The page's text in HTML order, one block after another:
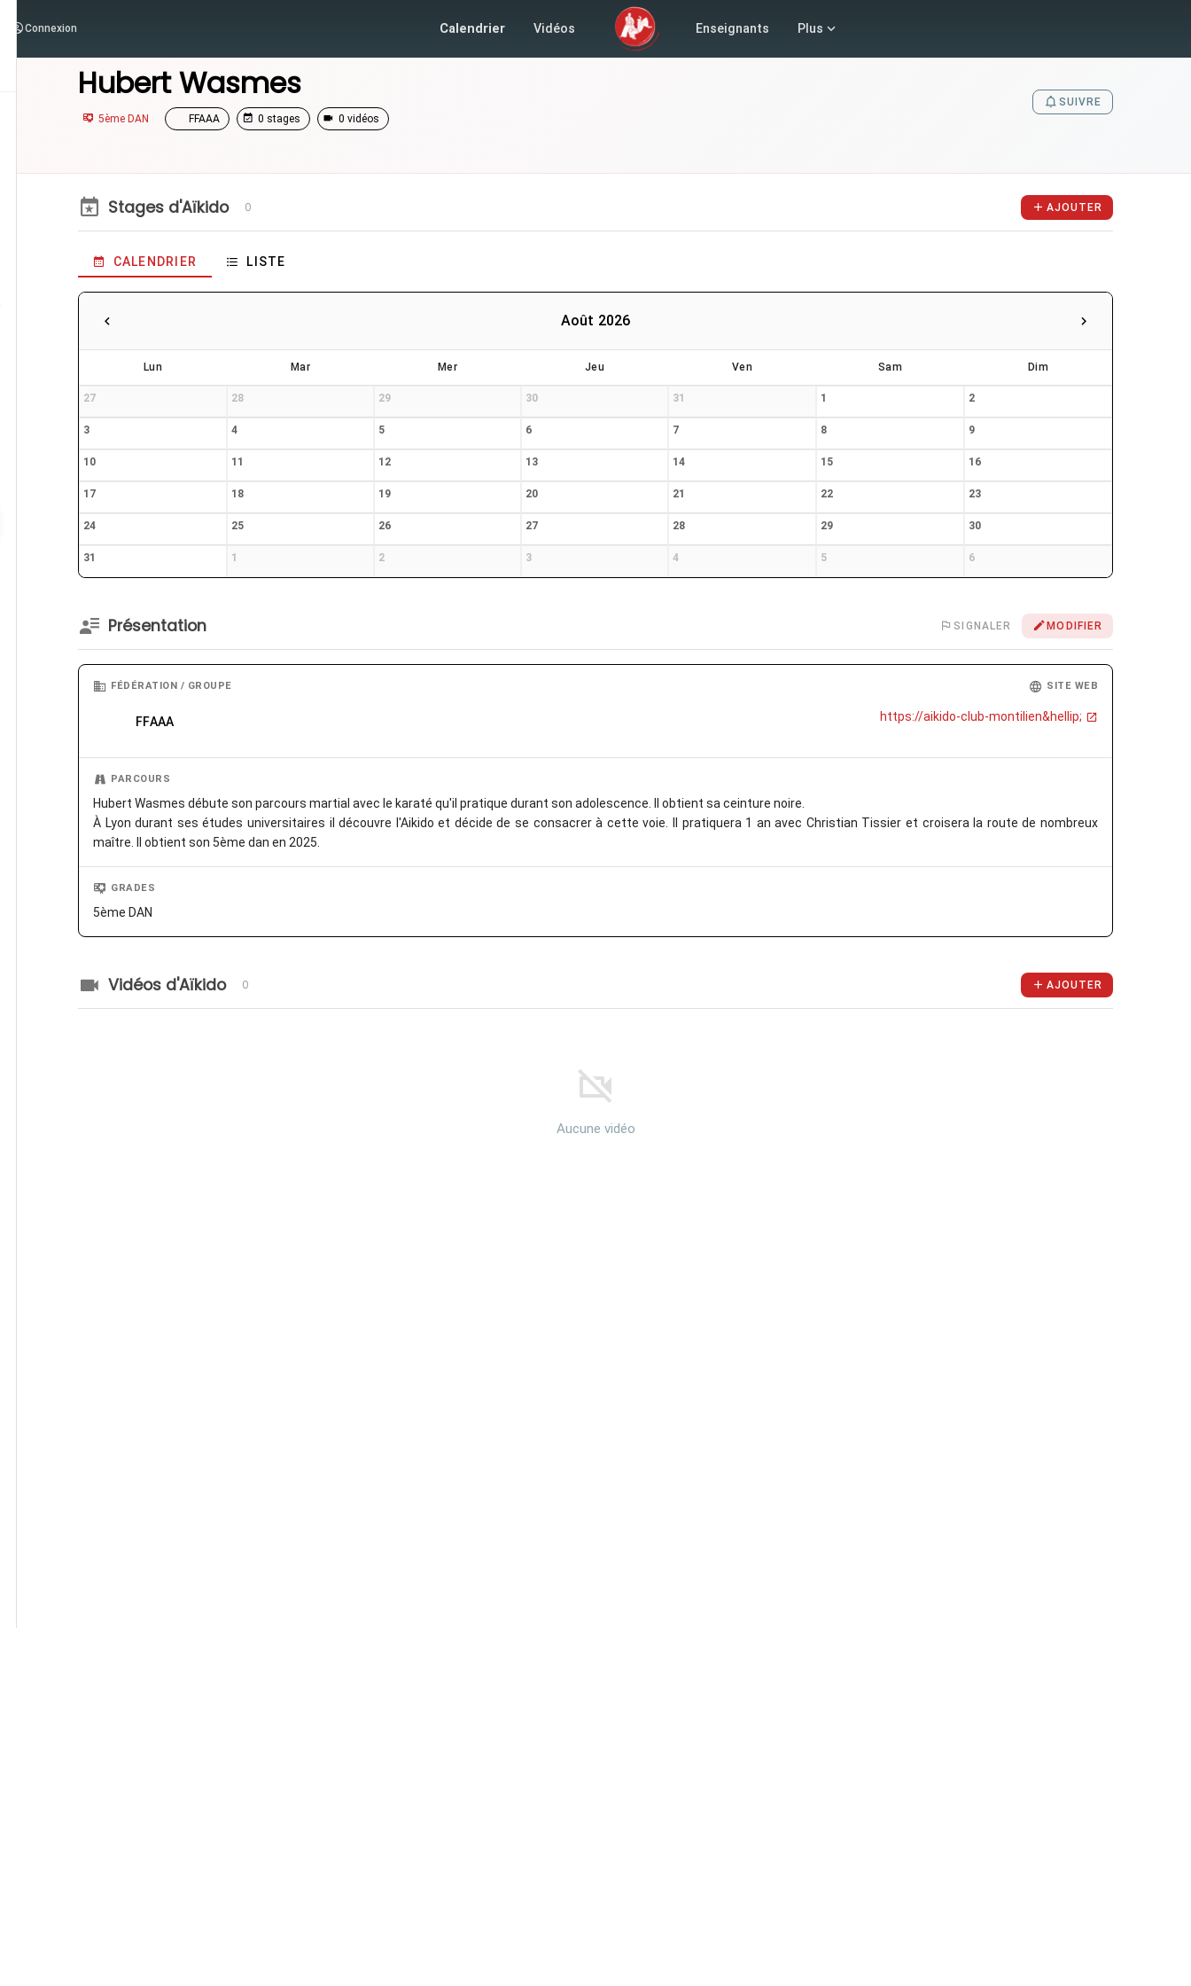
Connexion Calendrier Vidéos Enseignants Plus
Hubert Wasmes
5ème DAN FFAAA 0 stages 0 vidéos
SUIVRE
Stages d'Aïkido 0 AJOUTER
CALENDRIER LISTE
Août 2026
Lun Mar Mer Jeu Ven Sam Dim
27 28 29 30 31 1 2
3 4 5 6 7 8 9
10 11 12 13 14 15 16
17 18 19 20 21 22 23
24 25 26 27 28 29 30
31 1 2 3 4 5 6
Présentation SIGNALER MODIFIER
FÉDÉRATION / GROUPE
FFAAA
SITE WEB
https://aikido-club-montilien&hellip;
PARCOURS
Hubert Wasmes débute son parcours martial avec le karaté qu'il pratique durant son adolescence. Il obtient sa ceinture noire.
À Lyon durant ses études universitaires il découvre l'Aikido et décide de se consacrer à cette voie. Il pratiquera 1 an avec Christian Tissier et croisera la route de nombreux
maître. Il obtient son 5ème dan en 2025.
GRADES
5ème DAN
Vidéos d'Aïkido 0 AJOUTER
Aucune vidéo